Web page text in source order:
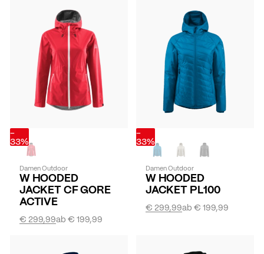
-
33%
Damen Outdoor
W HOODED
JACKET CF GORE
ACTIVE
ab€ 199,99
€ 299,99
-
33%
Damen Outdoor
W HOODED
JACKET PL100
ab€ 199,99
€ 299,99